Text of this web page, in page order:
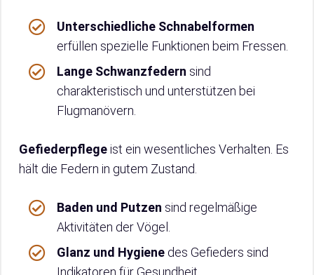
Unterschiedliche Schnabelformen
erfüllen spezielle Funktionen beim Fressen.
Lange Schwanzfedern sind
charakteristisch und unterstützen bei
Flugmanövern.
Gefiederpflegeist ein wesentliches Verhalten. Es
hält die Federn in gutem Zustand.
Baden und Putzen sind regelmäßige
Aktivitäten der Vögel.
Glanz und Hygiene des Gefieders sind